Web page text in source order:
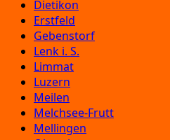
Dietikon
Erstfeld
Gebenstorf
Lenk i. S.
Limmat
Luzern
Meilen
Melchsee-Frutt
Mellingen